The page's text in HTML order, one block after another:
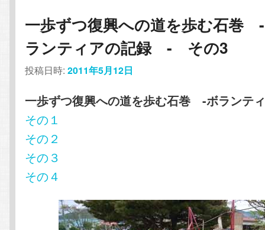
一歩ずつ復興への道を歩む石
ランティアの記録 - その3
投稿日時:2011年5月12日
一歩ずつ復興への道を歩む石巻 -ボランテ
その１
その２
その３
その４